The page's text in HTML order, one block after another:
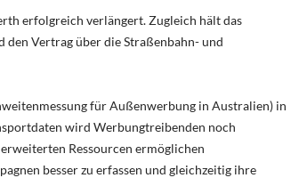
erfolgreich verlängert. Zugleich hält das
den Vertrag über die Straßenbahn- und
für Außenwerbung in Australien) in
wird Werbungtreibenden noch
Ressourcen ermöglichen
besser zu erfassen und gleichzeitig ihre